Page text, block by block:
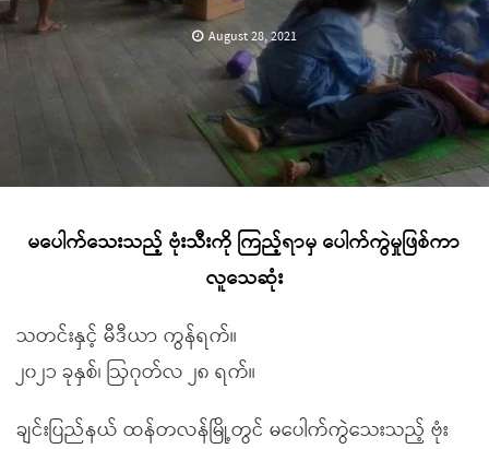
August 28, 2021
မပေါက်သေးသည့် ဗုံးသီးကို ကြည့်ရာမှ ပေါက်ကွဲမှုဖြစ်ကာ
လူသေဆုံး
သတင်းနှင့် မီဒီယာ ကွန်ရက်။
၂၀၂၁ ခုနှစ်၊ ဩဂုတ်လ ၂၈ ရက်။
ချင်းပြည်နယ် ထန်တလန်မြို့တွင် မပေါက်ကွဲသေးသည့် ဗုံး